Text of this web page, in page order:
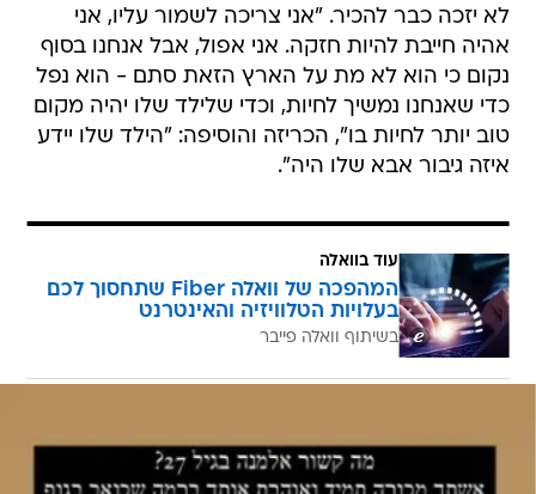
לא יזכה כבר להכיר. "אני צריכה לשמור עליו, אני
אהיה חייבת להיות חזקה. אני אפול, אבל אנחנו בסוף
נקום כי הוא לא מת על הארץ הזאת סתם - הוא נפל
כדי שאנחנו נמשיך לחיות, וכדי שלילד שלו יהיה מקום
טוב יותר לחיות בו", הכריזה והוסיפה: "הילד שלו יידע
איזה גיבור אבא שלו היה".
עוד בוואלה
המהפכה של וואלה Fiber שתחסוך לכם
בעלויות הטלוויזיה והאינטרנט
בשיתוף וואלה פייבר